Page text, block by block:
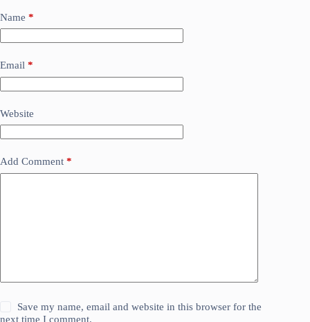
Name *
Email *
Website
Add Comment *
Save my name, email and website in this browser for the
next time I comment.